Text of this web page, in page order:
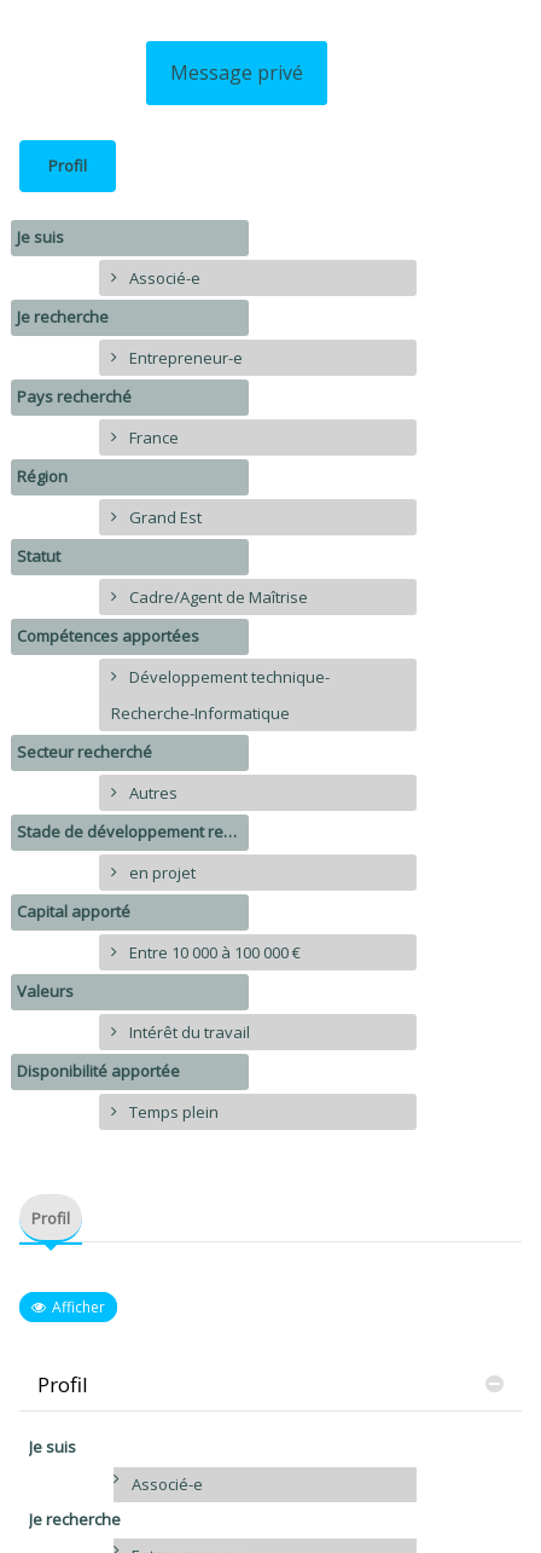
Message privé
Profil
Je suis
Associé-e
Je recherche
Entrepreneur-e
Pays recherché
France
Région
Grand Est
Statut
Cadre/Agent de Maîtrise
Compétences apportées
Développement technique-
Recherche-Informatique
Secteur recherché
Autres
Stade de développement recherché
en projet
Capital apporté
Entre 10 000 à 100 000 €
Valeurs
Intérêt du travail
Disponibilité apportée
Temps plein
Profil
Afficher
Profil
Je suis
Associé-e
Je recherche